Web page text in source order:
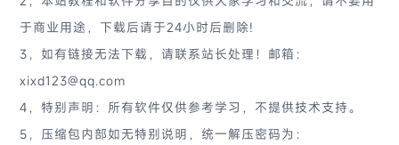
于商业用途，下载后请于24小时后删除!
3，如有链接无法下载，请联系站长处理！邮箱：
xixd123@qq.com
4，特别声明：所有软件仅供参考学习，不提供技术支持。
5，压缩包内部如无特别说明，统一解压密码为：